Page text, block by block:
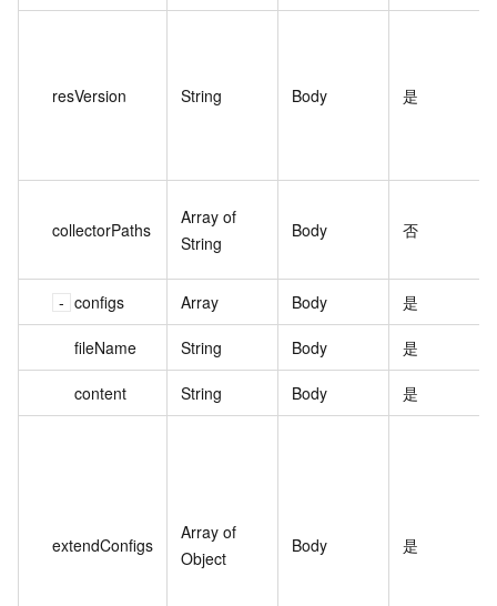
resVersion String Body 是
collectorPaths
Array of
String
Body 否
configs Array Body 是
fileName String Body 是
content String Body 是
extendConfigs
Array of
Object
Body 是